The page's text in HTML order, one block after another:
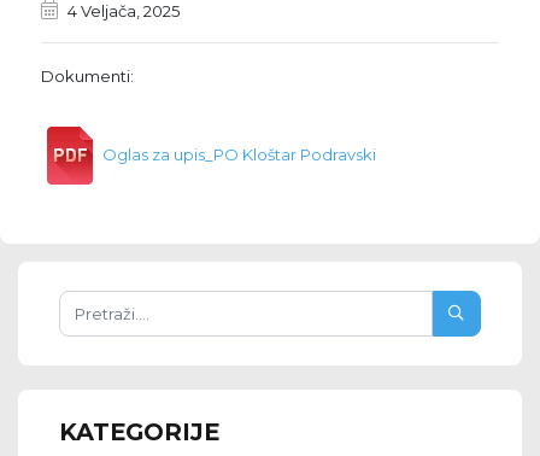
4 Veljača, 2025
Dokumenti:
Oglas za upis_PO Kloštar Podravski
KATEGORIJE